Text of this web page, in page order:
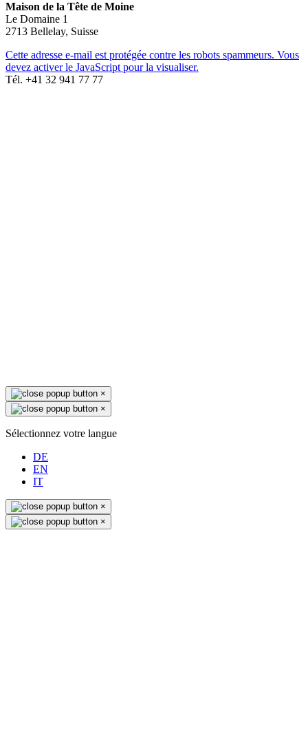
Maison de la Tête de Moine
Le Domaine 1
2713 Bellelay, Suisse
Cette adresse e-mail est protégée contre les robots spammeurs. Vous
devez activer le JavaScript pour la visualiser.
Tél. +41 32 941 77 77
×
×
Sélectionnez votre langue
DE
EN
IT
×
×